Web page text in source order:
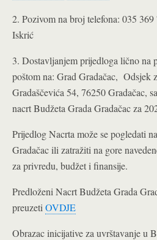
2. Pozivom na broj telefona: 035
Iskrić
3. Dostavljanjem prijedloga lično na
poštom na: Grad Gradačac, Odsjek
Gradaščevića 54, 76250 Gradačac,
nacrt Budžeta Grada Gradačac za
Prijedlog Nacrta može se pogledati
Gradačac ili zatražiti na gore
za privredu, budžet i finansije.
Predloženi Nacrt Budžeta Grada
preuzeti OVDJE
Obrazac inicijative za uvrštavanje u